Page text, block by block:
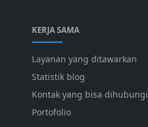
KERJA SAMA
Layanan yang ditawarkan
Statistik blog
Kontak yang bisa dihubungi
Portofolio